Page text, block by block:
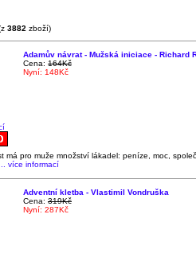
3882 zboží)
Adamův návrat - Mužská iniciace - Richard
Cena: 164Kč
Nyní: 148Kč
má pro muže množství lákadel: peníze, moc,
... více informací
Adventní kletba - Vlastimil Vondruška
Cena: 319Kč
Nyní: 287Kč